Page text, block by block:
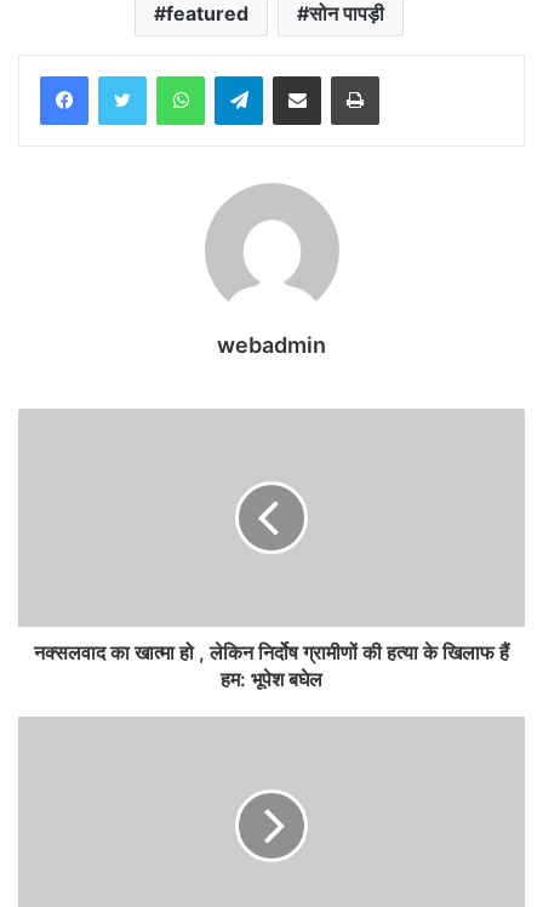
featured सोन पापड़ी
WhatsAppTelegramShare via Email Print
webadmin
नक्सलवाद का खात्मा हो , लेकिन निर्दोष ग्रामीणों की हत्या के खिलाफ हैं
हम: भूपेश बघेल